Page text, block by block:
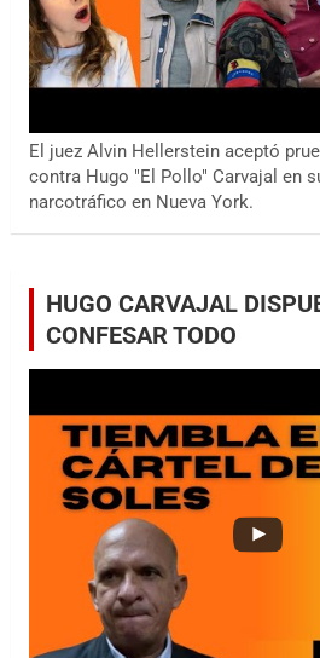
El juez Alvin Hellerstein aceptó
contra Hugo "El Pollo" Carvajal en
narcotráfico en Nueva York.
HUGO CARVAJAL
CONFESAR TODO